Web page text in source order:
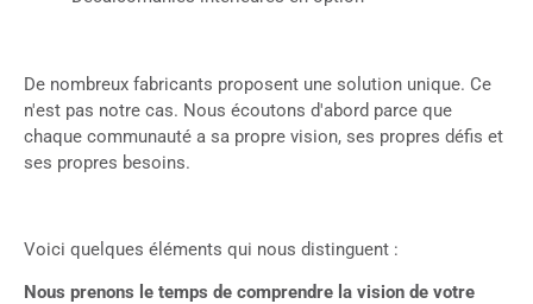
De nombreux fabricants proposent une solution unique. Ce
n'est pas notre cas. Nous écoutons d'abord parce que
chaque communauté a sa propre vision, ses propres défis et
ses propres besoins.
Voici quelques éléments qui nous distinguent :
Nous prenons le temps de comprendre la vision de votre